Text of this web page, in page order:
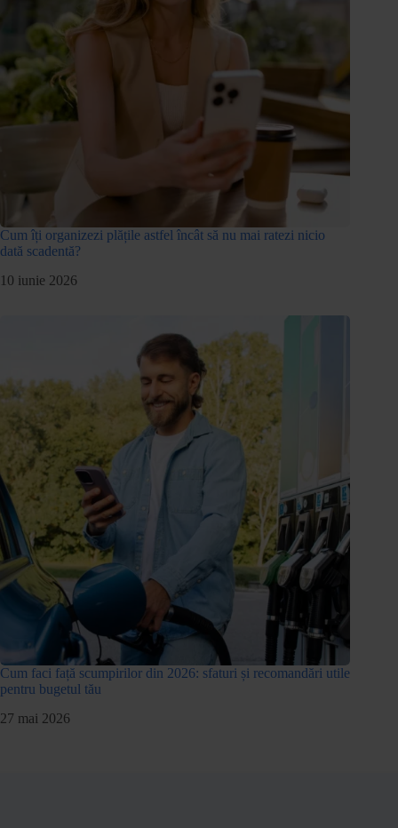
Cum îți organizezi plățile astfel încât să nu mai ratezi nicio
dată scadentă?
10 iunie 2026
Cum faci față scumpirilor din 2026: sfaturi și recomandări utile
pentru bugetul tău
27 mai 2026